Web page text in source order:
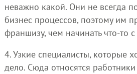
неважно какой. Они не всегда
бизнес процессов, поэтому им
франшизу, чем начинать что-то с
4. Узкие специалисты, которые
дело. Сюда относятся